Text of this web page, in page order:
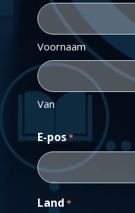
Voornaam
Van
E-pos*
Land *